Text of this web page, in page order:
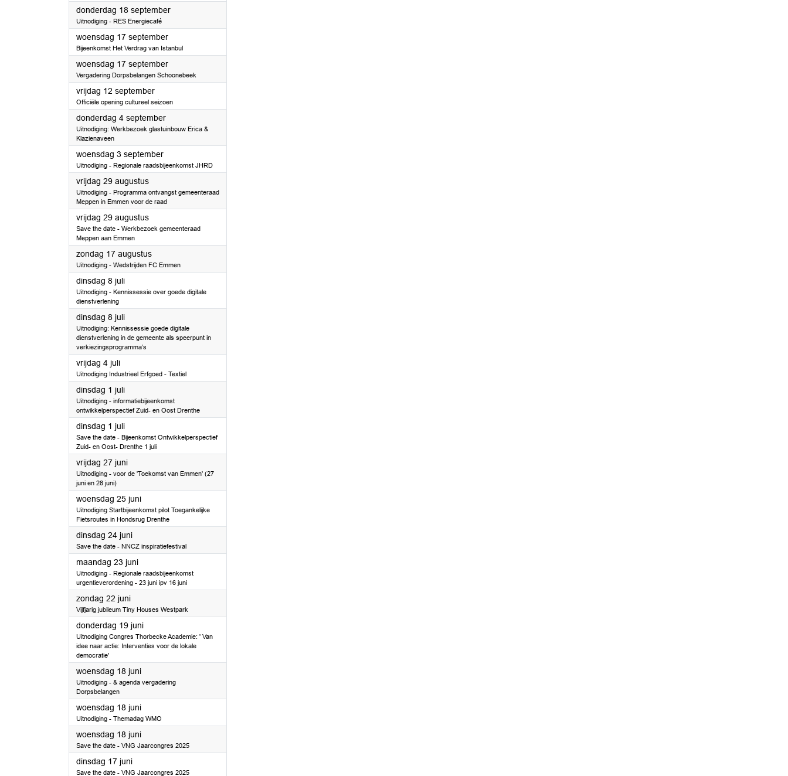
donderdag 18 september2025
Uitnodiging - RES Energiecafé
woensdag 17 september2025
Bijeenkomst Het Verdrag van Istanbul
woensdag 17 september2025
Vergadering Dorpsbelangen Schoonebeek
vrijdag 12 september2025
Officiële opening cultureel seizoen
donderdag 4 september2025
Uitnodiging: Werkbezoek glastuinbouw Erica &
Klazienaveen
woensdag 3 september2025
Uitnodiging - Regionale raadsbijeenkomst JHRD
vrijdag 29 augustus2025
Uitnodiging - Programma ontvangst gemeenteraad
Meppen in Emmen voor de raad
vrijdag 29 augustus2025
Save the date - Werkbezoek gemeenteraad
Meppen aan Emmen
zondag 17 augustus2025
Uitnodiging - Wedstrijden FC Emmen
dinsdag 8 juli2025
Uitnodiging - Kennissessie over goede digitale
dienstverlening
dinsdag 8 juli2025
Uitnodiging: Kennissessie goede digitale
dienstverlening in de gemeente als speerpunt in
verkiezingsprogramma’s
vrijdag 4 juli2025
Uitnodiging Industrieel Erfgoed - Textiel
dinsdag 1 juli2025
Uitnodiging - informatiebijeenkomst
ontwikkelperspectief Zuid- en Oost Drenthe
dinsdag 1 juli2025
Save the date - Bijeenkomst Ontwikkelperspectief
Zuid- en Oost- Drenthe 1 juli
vrijdag 27 juni2025
Uitnodiging - voor de 'Toekomst van Emmen' (27
juni en 28 juni)
woensdag 25 juni2025
Uitnodiging Startbijeenkomst pilot Toegankelijke
Fietsroutes in Hondsrug Drenthe
dinsdag 24 juni2025
Save the date - NNCZ inspiratiefestival
maandag 23 juni2025
Uitnodiging - Regionale raadsbijeenkomst
urgentieverordening - 23 juni ipv 16 juni
zondag 22 juni2025
Vijfjarig jubileum Tiny Houses Westpark
donderdag 19 juni2025
Uitnodiging Congres Thorbecke Academie: ' Van
idee naar actie: Interventies voor de lokale
democratie'
woensdag 18 juni2025
Uitnodiging - & agenda vergadering
Dorpsbelangen
woensdag 18 juni2025
Uitnodiging - Themadag WMO
woensdag 18 juni2025
Save the date - VNG Jaarcongres 2025
dinsdag 17 juni2025
Save the date - VNG Jaarcongres 2025